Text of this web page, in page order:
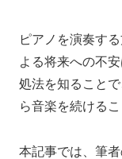
ピアノを演奏す
よる将来への不
処法を知ること
ら音楽を続ける
本記事では、筆